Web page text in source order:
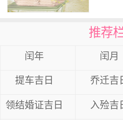
推荐
闰年 闰月
提车吉日 乔迁吉
领结婚证吉日 入殓吉